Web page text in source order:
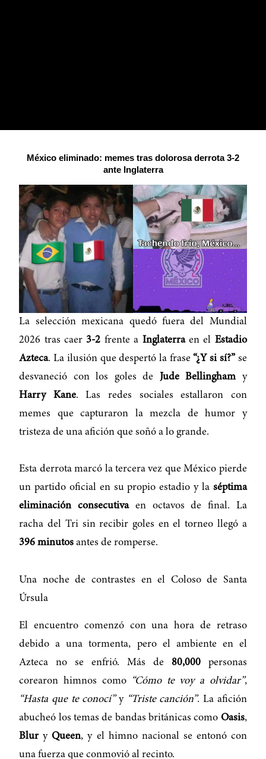
México eliminado: memes tras dolorosa derrota 3-2
ante Inglaterra
La selección mexicana quedó fuera del Mundial
2026 tras caer3-2 frente a Inglaterraen el Estadio
Azteca. La ilusión que despertó la frase“¿Y si sí?”se
desvaneció con los goles de
Jude Bellingham y
Harry Kane. Las redes sociales estallaron con
memes que capturaron la mezcla de humor y
tristeza de una afición que soñó a lo grande.
Esta derrota marcó la tercera vez que México pierde
un partido oficial en su propio estadio y la séptima
eliminación consecutivaen octavos de final. La
racha del Tri sin recibir goles en el torneo llegó a
396 minutos antes de romperse.
Una noche de contrastes en el Coloso de Santa
Úrsula
El encuentro comenzó con una hora de retraso
debido a una tormenta, pero el ambiente en el
Azteca no se enfrió. Más de 80,000personas
corearon himnos como
“Cómo te voy a olvidar”,
“Hasta que te conocí”y “Triste canción”. La afición
abucheó los temas de bandas británicas como Oasis,
BluryQueen, y el himno nacional se entonó con
una fuerza que conmovió al recinto.